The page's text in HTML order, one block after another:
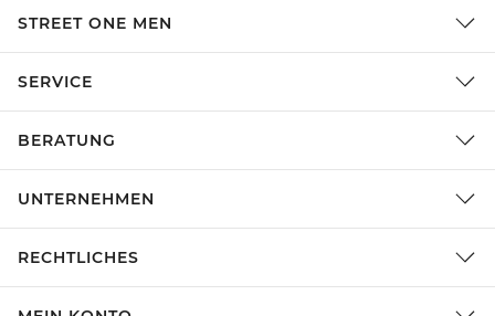
STREET ONE MEN
SERVICE
BERATUNG
UNTERNEHMEN
RECHTLICHES